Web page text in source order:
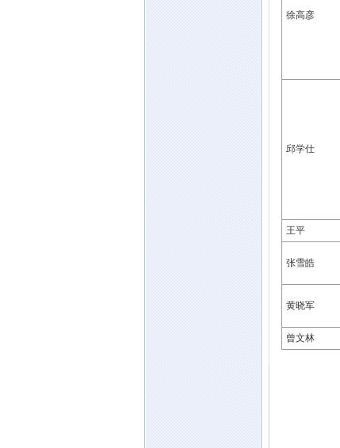
徐高彦
邱学仕
王平
张雪皓
黄晓军
曾文林